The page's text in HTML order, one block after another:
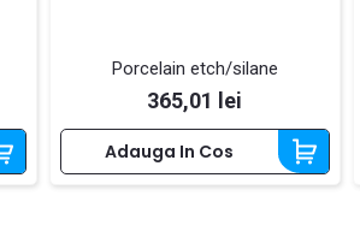
Porcelain etch/silane
Pret
365,01 lei
Adauga In Cos